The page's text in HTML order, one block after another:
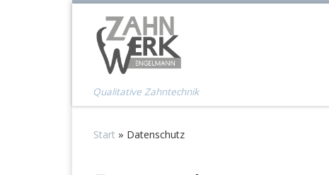
Zum Inhalt springen
Qualitative Zahntechnik
Start » Datenschutz